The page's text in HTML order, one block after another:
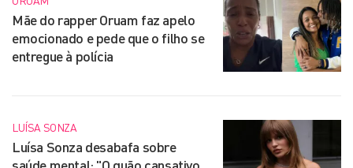
Mãe do rapper Oruam faz apelo
emocionado e pede que o filho se
entregue à polícia
LUÍSA SONZA
Luísa Sonza desabafa sobre